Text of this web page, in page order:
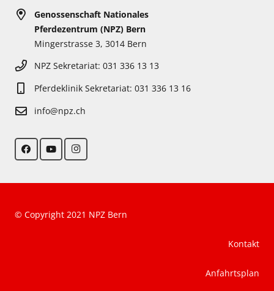
Genossenschaft Nationales
Pferdezentrum (NPZ) Bern
Mingerstrasse 3, 3014 Bern
NPZ Sekretariat: 031 336 13 13
Pferdeklinik Sekretariat: 031 336 13 16
info@npz.ch
© Copyright 2021 NPZ Bern
Kontakt
Anfahrtsplan